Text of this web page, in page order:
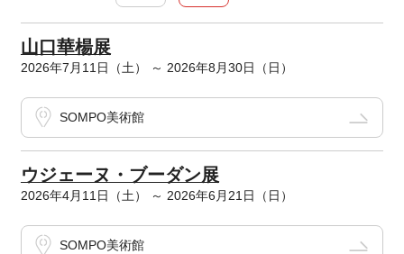
山口華楊展
2026年7月11日（土） ～ 2026年8月30日（日）
SOMPO美術館
ウジェーヌ・ブーダン展
2026年4月11日（土） ～ 2026年6月21日（日）
SOMPO美術館